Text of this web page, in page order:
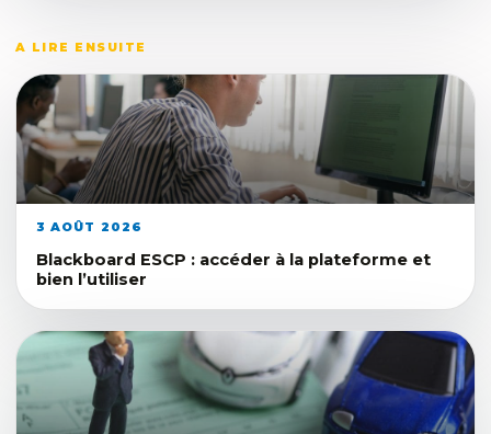
A LIRE ENSUITE
3 AOÛT 2026
Blackboard ESCP : accéder à la plateforme et
bien l’utiliser